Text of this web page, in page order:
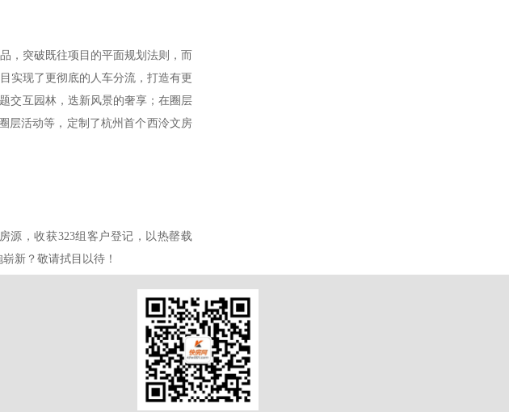
，突破既往项目的平面规划法则，而
实现了更彻底的人车分流，打造有更
交互园林，迭新风景的奢享；在圈层
层活动等，定制了杭州首个西泠文房
源，收获323组客户登记，以热罄载
新？敬请拭目以待！